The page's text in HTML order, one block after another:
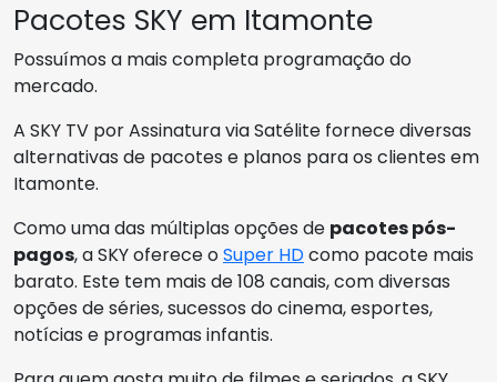
Pacotes SKY em Itamonte
Possuímos a mais completa programação do
mercado.
A SKY TV por Assinatura via Satélite fornece diversas
alternativas de pacotes e planos para os clientes em
Itamonte.
Como uma das múltiplas opções de pacotes pós-
pagos, a SKY oferece oSuper HDcomo pacote mais
barato. Este tem mais de 108 canais, com diversas
opções de séries, sucessos do cinema, esportes,
notícias e programas infantis.